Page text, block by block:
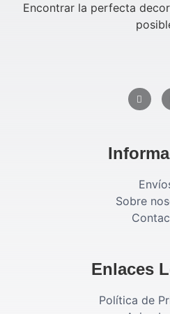
Encontrar la perfecta
Sobre
Enlaces
Política de